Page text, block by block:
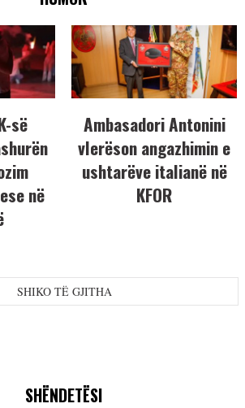
së
në
Ambasadori Antonini
vlerëson angazhimin e
ushtarëve italianë në
KFOR
SHIKO TË GJITHA
SHËNDETËSI